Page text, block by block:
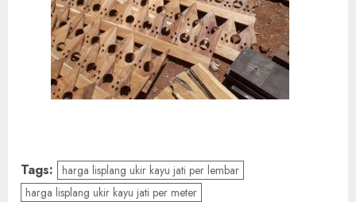
Tags: harga lisplang ukir kayu jati per lembar
harga lisplang ukir kayu jati per meter